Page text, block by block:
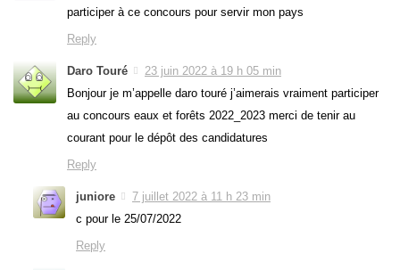
participer à ce concours pour servir mon pays
Reply
Daro Touré
23 juin 2022 à 19 h 05 min
Bonjour je m’appelle daro touré j’aimerais vraiment participer
au concours eaux et forêts 2022_2023 merci de tenir au
courant pour le dépôt des candidatures
Reply
juniore
7 juillet 2022 à 11 h 23 min
c pour le 25/07/2022
Reply